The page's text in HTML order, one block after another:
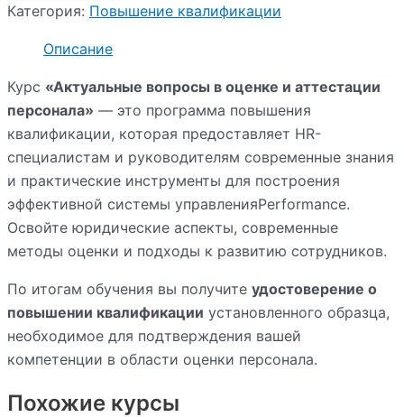
Категория: Повышение квалификации
Описание
Курс «Актуальные вопросы в оценке и аттестации
персонала» — это программа повышения
квалификации, которая предоставляет HR-
специалистам и руководителям современные знания
и практические инструменты для построения
эффективной системы управленияPerformance.
Освойте юридические аспекты, современные
методы оценки и подходы к развитию сотрудников.
По итогам обучения вы получите удостоверение о
повышении квалификации установленного образца,
необходимое для подтверждения вашей
компетенции в области оценки персонала.
Похожие курсы